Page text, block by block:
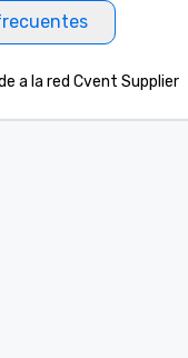
a la red Cvent Supplier